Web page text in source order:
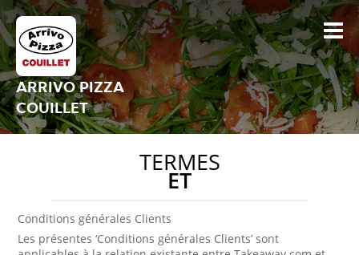
ARRIVO PIZZA
COUILLET
TERMES
ET
Conditions générales Clients
Les présentes ‘Conditions générales Clients’ sont